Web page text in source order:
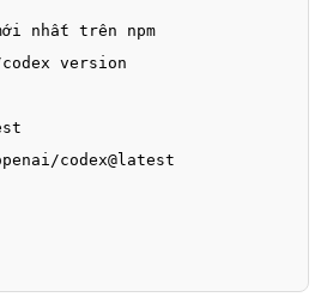
nhất trên npm
codex version
codex@latest